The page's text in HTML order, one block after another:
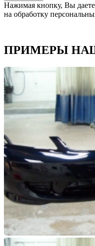
Нажимая кнопку, Вы даете
на обработку
ПРИМЕРЫ